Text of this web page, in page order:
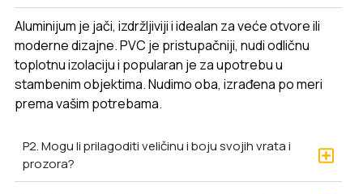
Aluminijum je jači, izdržljiviji i idealan za veće otvore ili
moderne dizajne. PVC je pristupačniji, nudi odličnu
toplotnu izolaciju i popularan je za upotrebu u
stambenim objektima. Nudimo oba, izrađena po meri
prema vašim potrebama.
P2. Mogu li prilagoditi veličinu i boju svojih vrata i
prozora?